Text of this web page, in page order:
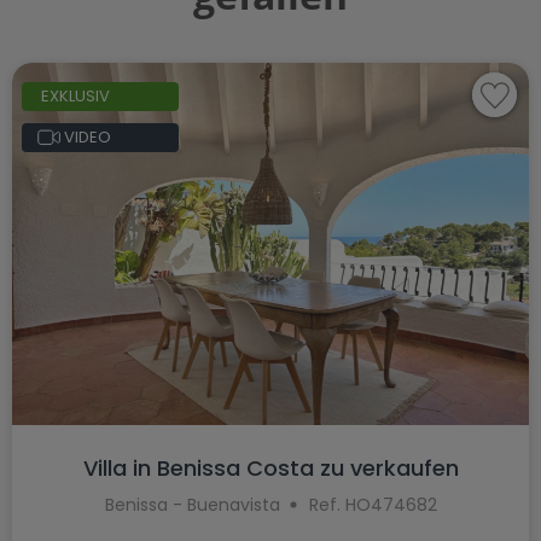
EXKLUSIV
VIDEO
Villa in Benissa Costa zu verkaufen
Benissa - Buenavista Ref. HO474682